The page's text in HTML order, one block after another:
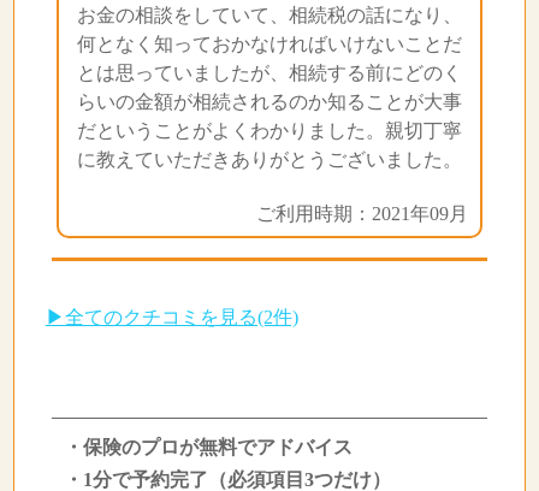
お金の相談をしていて、相続税の話になり、
何となく知っておかなければいけないことだ
とは思っていましたが、相続する前にどのく
らいの金額が相続されるのか知ることが大事
だということがよくわかりました。親切丁寧
に教えていただきありがとうございました。
ご利用時期：2021年09月
▶全てのクチコミを見る(2件)
・保険のプロが無料でアドバイス
・1分で予約完了（必須項目3つだけ）